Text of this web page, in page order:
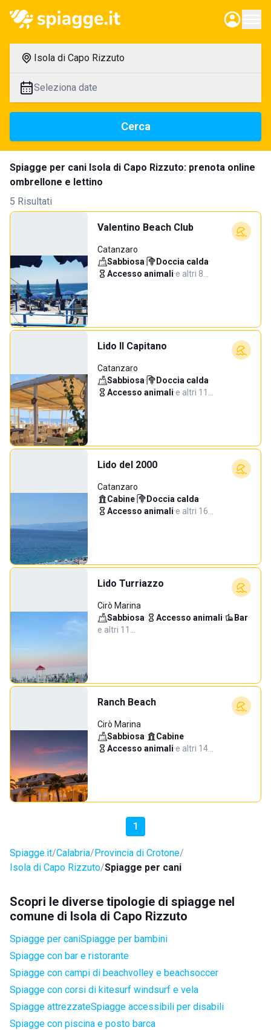
Isola di Capo Rizzuto
Seleziona date
Cerca
Spiagge per cani Isola di Capo Rizzuto: prenota online
ombrellone e lettino
5 Risultati
Valentino Beach Club
Catanzaro
Sabbiosa· Doccia calda·
Accesso animali·e altri 8…
Lido Il Capitano
Catanzaro
Sabbiosa· Doccia calda·
Accesso animali·e altri 11…
Lido del 2000
Catanzaro
Cabine· Doccia calda·
Accesso animali·e altri 16…
Lido Turriazzo
Cirò Marina
Sabbiosa· Accesso animali· Bar·
e altri 11…
Ranch Beach
Cirò Marina
Sabbiosa· Cabine·
Accesso animali·e altri 14…
1
Spiagge.it Calabria Provincia di Crotone
Isola di Capo Rizzuto Spiagge per cani
Scopri le diverse tipologie di spiagge nel
comune di Isola di Capo Rizzuto
Spiagge per caniSpiagge per bambini
Spiagge con bar e ristorante
Spiagge con campi di beachvolley e beachsoccer
Spiagge con corsi di kitesurf windsurf e vela
Spiagge attrezzateSpiagge accessibili per disabili
Spiagge con piscina e posto barca